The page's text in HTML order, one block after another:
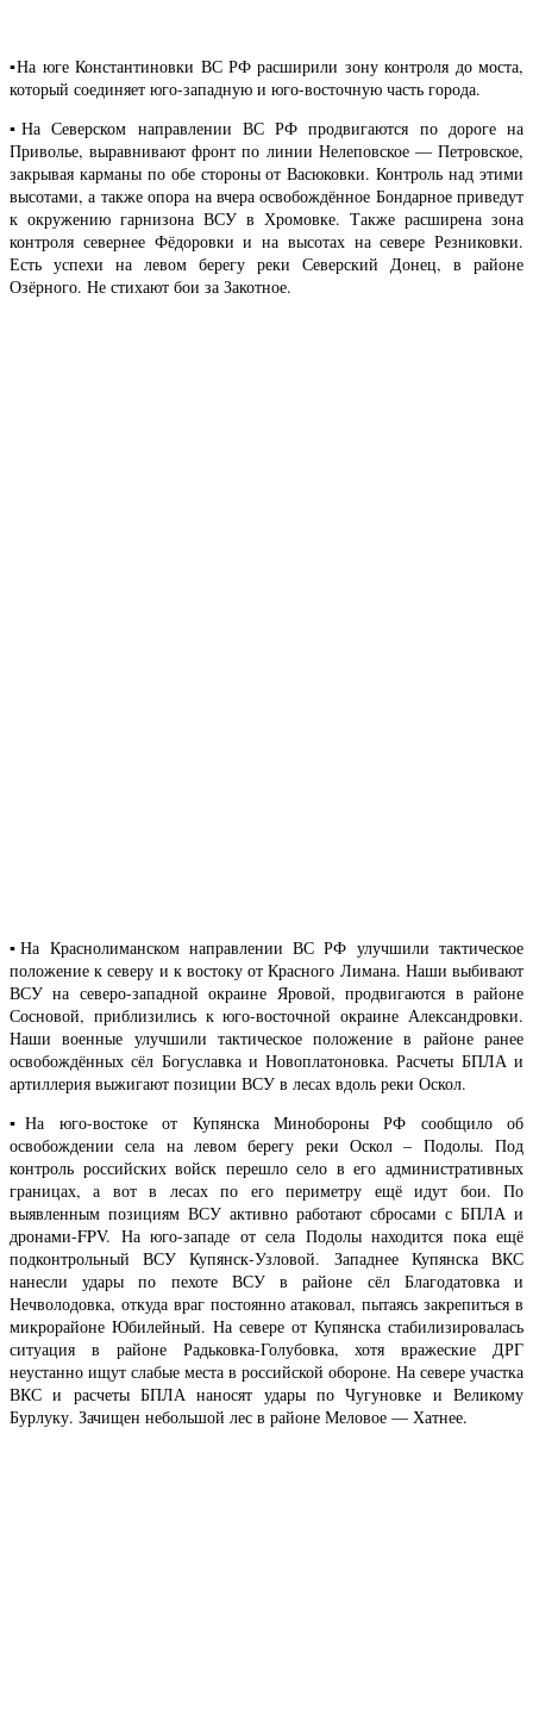
▪️На юге Константиновки ВС РФ расширили зону контроля до моста,
который соединяет юго-западную и юго-восточную часть города.
▪️На Северском направлении ВС РФ продвигаются по дороге на
Приволье, выравнивают фронт по линии Нелеповское — Петровское,
закрывая карманы по обе стороны от Васюковки. Контроль над этими
высотами, а также опора на вчера освобождённое Бондарное приведут
к окружению гарнизона ВСУ в Хромовке. Также расширена зона
контроля севернее Фёдоровки и на высотах на севере Резниковки.
Есть успехи на левом берегу реки Северский Донец, в районе
Озёрного. Не стихают бои за Закотное.
▪️На Краснолиманском направлении ВС РФ улучшили тактическое
положение к северу и к востоку от Красного Лимана. Наши выбивают
ВСУ на северо-западной окраине Яровой, продвигаются в районе
Сосновой, приблизились к юго-восточной окраине Александровки.
Наши военные улучшили тактическое положение в районе ранее
освобождённых сёл Богуславка и Новоплатоновка. Расчеты БПЛА и
артиллерия выжигают позиции ВСУ в лесах вдоль реки Оскол.
▪️На юго-востоке от Купянска Минобороны РФ сообщило об
освобождении села на левом берегу реки Оскол – Подолы. Под
контроль российских войск перешло село в его административных
границах, а вот в лесах по его периметру ещё идут бои. По
выявленным позициям ВСУ активно работают сбросами с БПЛА и
дронами-FPV. На юго-западе от села Подолы находится пока ещё
подконтрольный ВСУ Купянск-Узловой. Западнее Купянска ВКС
нанесли удары по пехоте ВСУ в районе сёл Благодатовка и
Нечволодовка, откуда враг постоянно атаковал, пытаясь закрепиться в
микрорайоне Юбилейный. На севере от Купянска стабилизировалась
ситуация в районе Радьковка-Голубовка, хотя вражеские ДРГ
неустанно ищут слабые места в российской обороне. На севере участка
ВКС и расчеты БПЛА наносят удары по Чугуновке и Великому
Бурлуку. Зачищен небольшой лес в районе Меловое — Хатнее.